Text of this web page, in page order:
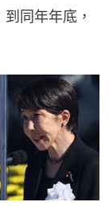
同年年底，